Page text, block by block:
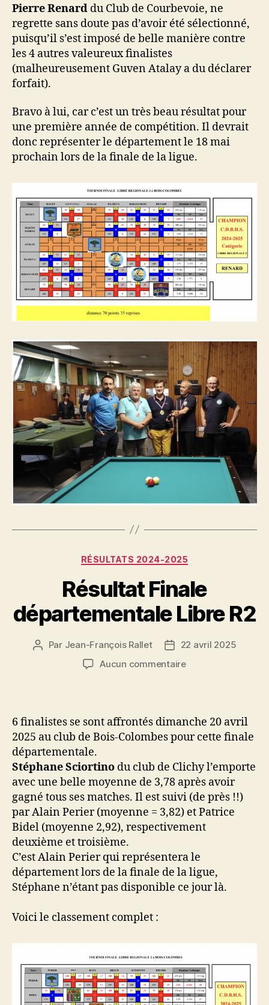
Pierre Renard du Club de Courbevoie, ne
regrette sans doute pas d’avoir été sélectionné,
puisqu’il s’est imposé de belle manière contre
les 4 autres valeureux finalistes
(malheureusement Guven Atalay a du déclarer
forfait).
Bravo à lui, car c’est un très beau résultat pour
une première année de compétition. Il devrait
donc représenter le département le 18 mai
prochain lors de la finale de la ligue.
Catégories
RÉSULTATS 2024-2025
Résultat Finale
départementale Libre R2
Auteur
Par Jean-François Rallet
Date
de
22 avril 2025
Aucun commentairesur
Libre
6 finalistes se sont affrontés dimanche 20 avril
2025 au club de Bois-Colombes pour cette finale
départementale.
Stéphane Sciortino du club de Clichy l’emporte
avec une belle moyenne de 3,78 après avoir
gagné tous ses matches. Il est suivi (de près !!)
par Alain Perier (moyenne = 3,82) et Patrice
Bidel (moyenne 2,92), respectivement
deuxième et troisième.
C’est Alain Perier qui représentera le
département lors de la finale de la ligue,
Stéphane n’étant pas disponible ce jour là.
Voici le classement complet :